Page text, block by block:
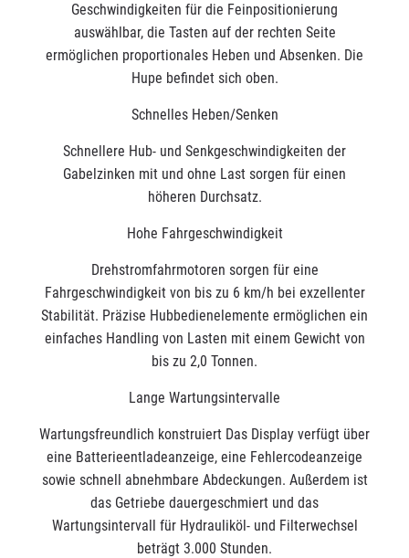
Geschwindigkeiten für die Feinpositionierung
auswählbar, die Tasten auf der rechten Seite
ermöglichen proportionales Heben und Absenken. Die
Hupe befindet sich oben.
Schnelles Heben/Senken
Schnellere Hub- und Senkgeschwindigkeiten der
Gabelzinken mit und ohne Last sorgen für einen
höheren Durchsatz.
Hohe Fahrgeschwindigkeit
Drehstromfahrmotoren sorgen für eine
Fahrgeschwindigkeit von bis zu 6 km/h bei exzellenter
Stabilität. Präzise Hubbedienelemente ermöglichen ein
einfaches Handling von Lasten mit einem Gewicht von
bis zu 2,0 Tonnen.
Lange Wartungsintervalle
Wartungsfreundlich konstruiert Das Display verfügt über
eine Batterieentladeanzeige, eine Fehlercodeanzeige
sowie schnell abnehmbare Abdeckungen. Außerdem ist
das Getriebe dauergeschmiert und das
Wartungsintervall für Hydrauliköl- und Filterwechsel
beträgt 3.000 Stunden.